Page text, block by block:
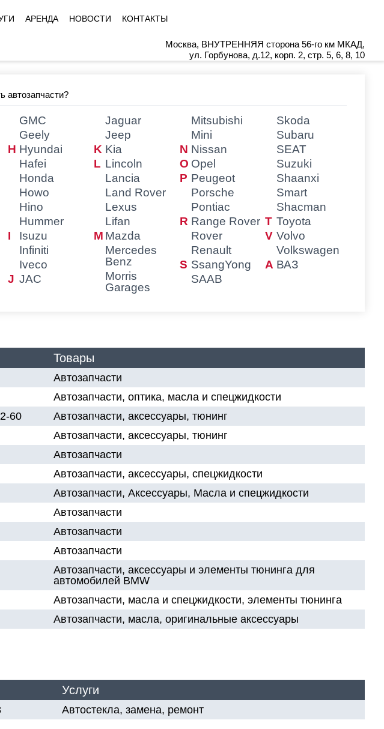
АРЕНДА НОВОСТИ КОНТАКТЫ
Москва, ВНУТРЕННЯЯ сторона 56-го км МКАД,
ул. Горбунова, д.12, корп. 2, стр. 5, 6, 8, 10
автозапчасти?
GMC
Geely
Hyundai
Hafei
Honda
Howo
Hino
Hummer
Isuzu
Infiniti
Iveco
JAC
Jaguar
Jeep
Kia
Lincoln
Lancia
Land Rover
Lexus
Lifan
Mazda
Mercedes
Benz
Morris
Garages
Mitsubishi
Mini
Nissan
Opel
Peugeot
Porsche
Pontiac
Range Rover
Rover
Renault
SsangYong
SAAB
Skoda
Subaru
SEAT
Suzuki
Shaanxi
Smart
Shacman
Toyota
Volvo
Volkswagen
ВАЗ
Товары
Автозапчасти
Автозапчасти, оптика, масла и спецжидкости
60
Автозапчасти, аксессуары, тюнинг
Автозапчасти, аксессуары, тюнинг
Автозапчасти
Автозапчасти, аксессуары, спецжидкости
Автозапчасти, Аксессуары, Масла и спецжидкости
Автозапчасти
Автозапчасти
Автозапчасти
Автозапчасти, аксессуары и элементы тюнинга для
автомобилей BMW
Автозапчасти, масла и спецжидкости, элементы тюнинга
Автозапчасти, масла, оригинальные аксессуары
Услуги
Автостекла, замена, ремонт